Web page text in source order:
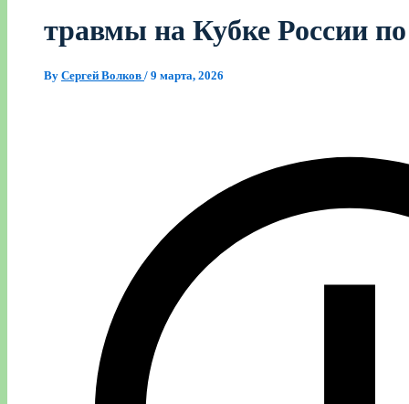
травмы на Кубке России
By Сергей Волков / 9 марта, 2026